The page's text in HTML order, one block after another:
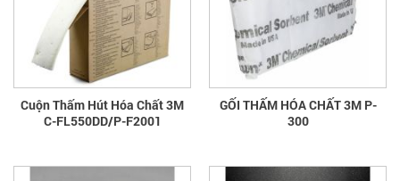
Cuộn Thấm Hút Hóa Chất 3M
C-FL550DD/P-F2001
GỐI THẤM HÓA CHẤT 3M P-
300